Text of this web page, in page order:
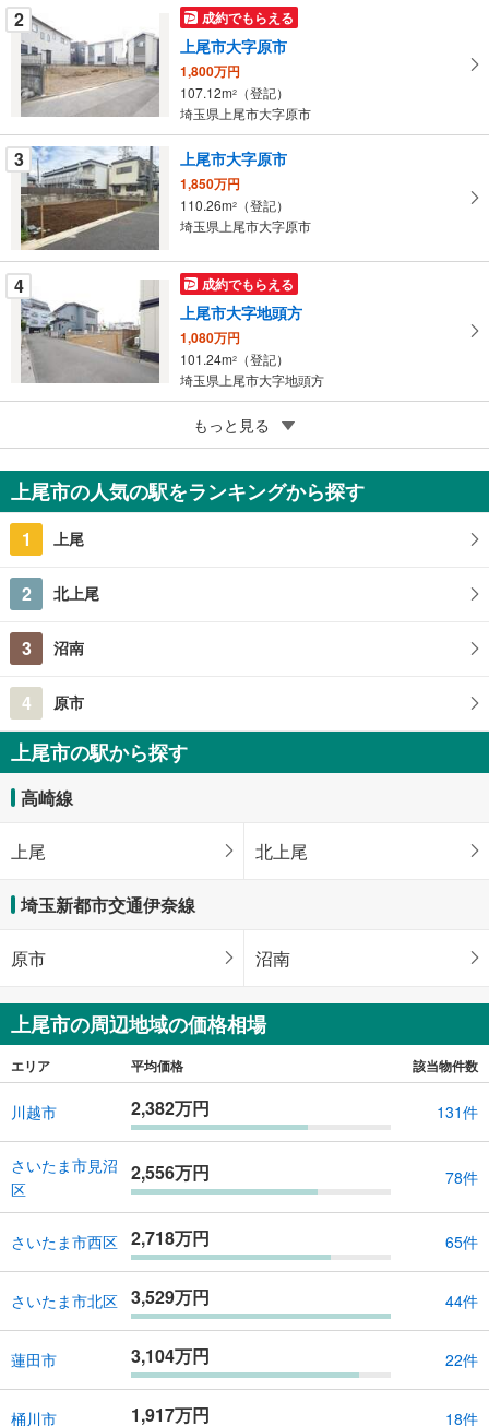
件
を
マ
イ
ペ
ー
ジ
保
存
す
る
2 成約でもらえる
上尾市大字原市
1,800万円
107.12m2
（登記）
埼玉県上尾市大字原市
3 上尾市大字原市
1,850万円
110.26m2
（登記）
埼玉県上尾市大字原市
4 成約でもらえる
上尾市大字地頭方
1,080万円
101.24m2
（登記）
埼玉県上尾市大字地頭方
上尾市大字平方領々家
7,500万円
5754m2（登記）
埼玉県上尾市大字平方領々家
もっと見る
上尾市の人気の駅をランキングから探す
1 上尾
2 北上尾
3 沼南
4 原市
上尾市の駅から探す
高崎線
上尾 北上尾
埼玉新都市交通伊奈線
原市 沼南
上尾市の周辺地域の価格相場
エリア 平均価格 該当物件数
川越市 2,382万円 131件
さいたま市見沼
区
2,556万円 78件
さいたま市西区 2,718万円 65件
さいたま市北区 3,529万円 44件
蓮田市 3,104万円 22件
桶川市 1,917万円 18件